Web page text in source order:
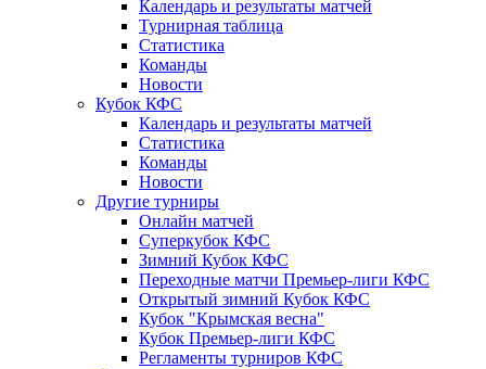
Календарь и результаты матчей
Турнирная таблица
Статистика
Команды
Новости
Кубок КФС
Календарь и результаты матчей
Статистика
Команды
Новости
Другие турниры
Онлайн матчей
Суперкубок КФС
Зимний Кубок КФС
Переходные матчи Премьер-лиги КФС
Открытый зимний Кубок КФС
Кубок "Крымская весна"
Кубок Премьер-лиги КФС
Регламенты турниров КФС